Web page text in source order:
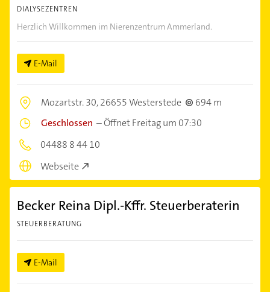
DIALYSEZENTREN
Herzlich Willkommen im Nierenzentrum Ammerland.
E-Mail
Mozartstr. 30,26655 Westerstede
694 m
Geschlossen –Öffnet Freitag um 07:30
04488 8 44 10
Webseite
Becker Reina Dipl.-Kffr. Steuerberaterin
STEUERBERATUNG
E-Mail